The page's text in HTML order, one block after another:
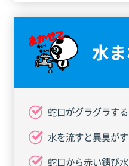
水
蛇口がグラグラする
水を流すと異臭が
蛇口から赤い錆び